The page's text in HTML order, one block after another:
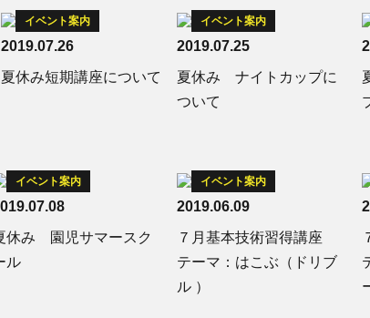
イベント案内
2019.07.26
夏休み短期講座について
イベント案内
2019.07.25
夏休み ナイトカップに
ついて
イベント案内
休み 園児サマースク
ル
イベント案内
2019.06.09
７月基本技術習得講座
テーマ：はこぶ（ドリブ
ル ）